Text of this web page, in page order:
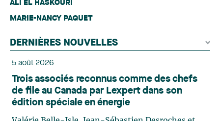
ALI EL HASKOURI
MARIE-NANCY PAQUET
DERNIÈRES NOUVELLES
5 août 2026
Trois associés reconnus comme des chefs
de file au Canada par Lexpert dans son
édition spéciale en énergie